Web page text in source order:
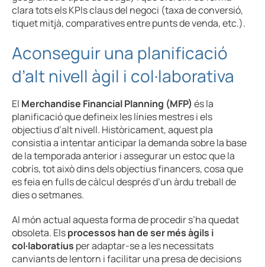
clara tots els KPIs claus del negoci (taxa de conversió,
tiquet mitjà, comparatives entre punts de venda, etc.).
Aconseguir una planificació
d’alt nivell àgil i col·laborativa
El Merchandise Financial Planning (MFP) és la
planificació que defineix les línies mestres i els
objectius d’alt nivell. Històricament, aquest pla
consistia a intentar anticipar la demanda sobre la base
de la temporada anterior i assegurar un estoc que la
cobrís, tot això dins dels objectius financers, cosa que
es feia en fulls de càlcul després d’un àrdu treball de
dies o setmanes.
Al món actual aquesta forma de procedir s’ha quedat
obsoleta. Elsprocessos han de ser més àgils i
col·laboratius per adaptar-se a les necessitats
canviants de lentorn i facilitar una presa de decisions